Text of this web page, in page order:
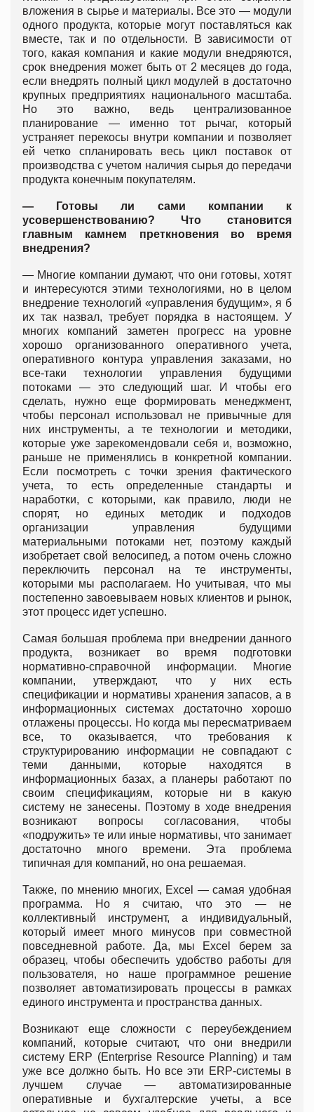
вложения в сырье и материалы. Все это — модули
одного продукта, которые могут поставляться как
вместе, так и по отдельности. В зависимости от
того, какая компания и какие модули внедряются,
срок внедрения может быть от 2 месяцев до года,
если внедрять полный цикл модулей в достаточно
крупных предприятиях национального масштаба.
Но это важно, ведь централизованное
планирование — именно тот рычаг, который
устраняет перекосы внутри компании и позволяет
ей четко спланировать весь цикл поставок от
производства с учетом наличия сырья до передачи
продукта конечным покупателям.
—
Готовы ли сами компании к
усовершенствованию? Что становится
главным камнем преткновения во время
внедрения?
— Многие компании думают, что они готовы, хотят
и интересуются этими технологиями, но в целом
внедрение технологий «управления будущим», я б
их так назвал, требует порядка в настоящем. У
многих компаний заметен прогресс на уровне
хорошо организованного оперативного учета,
оперативного контура управления заказами, но
все-таки технологии управления будущими
потоками — это следующий шаг. И чтобы его
сделать, нужно еще формировать менеджмент,
чтобы персонал использовал не привычные для
них инструменты, а те технологии и методики,
которые уже зарекомендовали себя и, возможно,
раньше не применялись в конкретной компании.
Если посмотреть с точки зрения фактического
учета, то есть определенные стандарты и
наработки, с которыми, как правило, люди не
спорят, но единых методик и подходов
организации управления будущими
материальными потоками нет, поэтому каждый
изобретает свой велосипед, а потом очень сложно
переключить персонал на те инструменты,
которыми мы располагаем. Но учитывая, что мы
постепенно завоевываем новых клиентов и рынок,
этот процесс идет успешно.
Самая большая проблема при внедрении данного
продукта, возникает во время подготовки
нормативно-справочной информации. Многие
компании, утверждают, что у них есть
спецификации и нормативы хранения запасов, а в
информационных системах достаточно хорошо
отлажены процессы. Но когда мы пересматриваем
все, то оказывается, что требования к
структурированию информации не совпадают с
теми данными, которые находятся в
информационных базах, а планеры работают по
своим спецификациям, которые ни в какую
систему не занесены. Поэтому в ходе внедрения
возникают вопросы согласования, чтобы
«подружить» те или иные нормативы, что занимает
достаточно много времени. Эта проблема
типичная для компаний, но она решаемая.
Также, по мнению многих, Excel — самая удобная
программа. Но я считаю, что это — не
коллективный инструмент, а индивидуальный,
который имеет много минусов при совместной
повседневной работе. Да, мы Excel берем за
образец, чтобы обеспечить удобство работы для
пользователя, но наше программное решение
позволяет автоматизировать процессы в рамках
единого инструмента и пространства данных.
Возникают еще сложности с переубеждением
компаний, которые считают, что они внедрили
систему ERP (Enterprise Resource Planning) и там
уже все должно быть. Но все эти ERP-системы в
лучшем случае — автоматизированные
оперативные и бухгалтерские учеты, а все